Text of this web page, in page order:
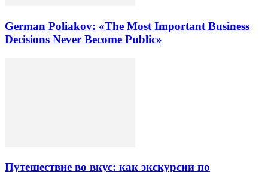
German Poliakov: «The Most Important Business
Decisions Never Become Public»
Путешествие во вкус: как экскурсии по